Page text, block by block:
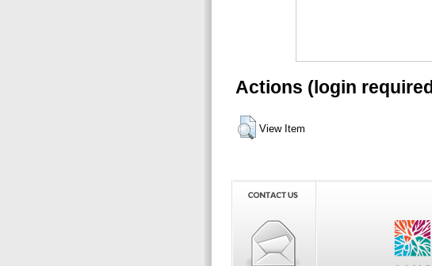
Actions (login
View Item